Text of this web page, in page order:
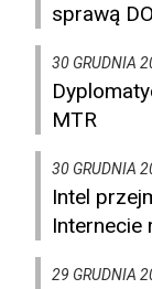
sprawą
30 GRUDNIA
MTR
30 GRUDNIA
Intel
Internecie
29 GRUDNIA